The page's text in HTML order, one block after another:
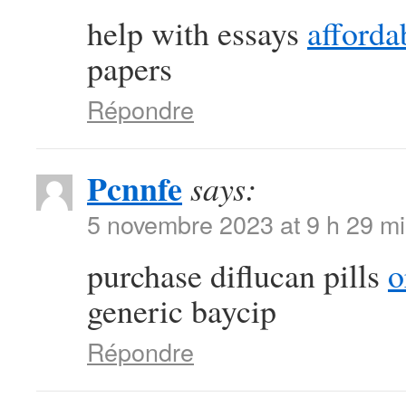
help with essays
papers
Répondre
Pcnnfe says:
5 novembre 2023 at 9 h 29
purchase diflucan pills
generic baycip
Répondre